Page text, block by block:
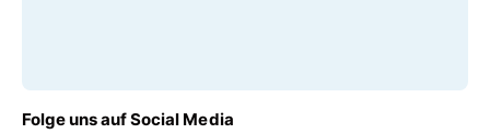
Folge uns auf Social Media